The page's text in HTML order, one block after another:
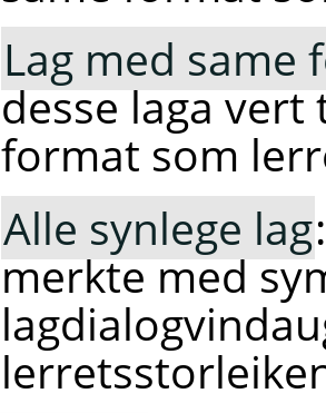
Lag med
desse laga
format som
Alle synlege lag
merkte med